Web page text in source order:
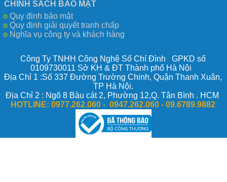
CHÍNH SÁCH BẢO MẬT
Quy định bảo mật
Quy định giải quyết tranh chấp
Nghĩa vụ công ty và khách hàng
Công Ty TNHH Công Nghệ Số Chí Đình GPKD số
0109730011 Sở KH & ĐT Thành phố Hà Nội
Địa Chỉ 1 :Số 337 Đường Trường Chinh, Quận Thanh Xuân,
TP Hà Nội.
Địa Chỉ 2 : Ngõ 8 Bàu cát 2, Phường 12,Q. Tân Bình . HCM
HOTLINE: 0977.262.060 - 0947.262.060 -09.6789.9882